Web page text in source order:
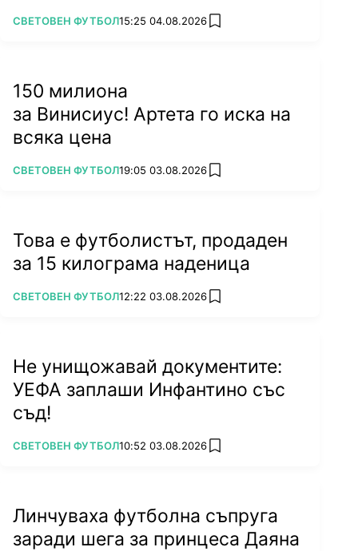
ПОВЕЧЕ ОТ
СВЕТОВЕН ФУТБОЛ15:25 04.08.2026 add favorites
150 милиона
за Винисиус! Артета го иска на
всяка цена
ПОВЕЧЕ ОТ
СВЕТОВЕН ФУТБОЛ19:05 03.08.2026 add favorites
Това е футболистът, продаден
за 15 килограма наденица
ПОВЕЧЕ ОТ
СВЕТОВЕН ФУТБОЛ12:22 03.08.2026 add favorites
Не унищожавай документите:
УЕФА заплаши Инфантино със
съд!
ПОВЕЧЕ ОТ
СВЕТОВЕН ФУТБОЛ10:52 03.08.2026 add favorites
Линчуваха футболна съпруга
заради шега за принцеса Даяна